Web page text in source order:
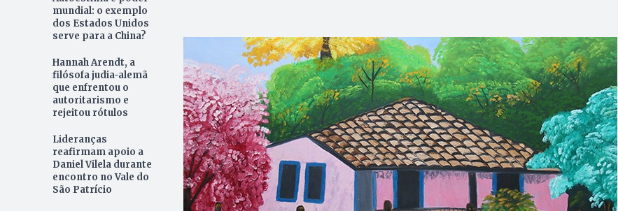
mundial: o exemplo
dos Estados Unidos
serve para a China?
Hannah Arendt, a
filósofa judia-alemã
que enfrentou o
autoritarismo e
rejeitou rótulos
Lideranças
reafirmam apoio a
Daniel Vilela durante
encontro no Vale do
São Patrício